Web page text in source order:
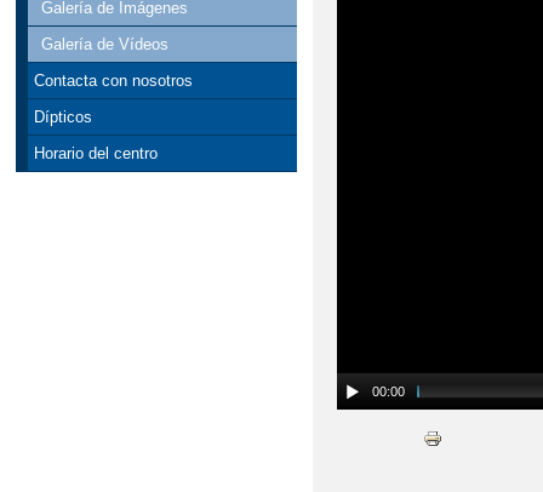
Galería de Imágenes
Galería de Vídeos
Contacta con nosotros
Dípticos
Horario del centro
00:00